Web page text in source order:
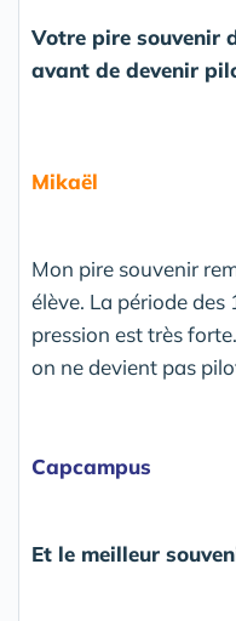
Votre pire souvenir
avant de devenir
Mikaël
Mon pire souvenir
élève. La période
pression est très
on ne devient pas
Capcampus
Et le meilleur